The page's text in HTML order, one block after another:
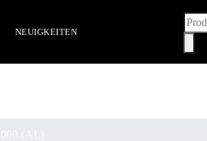
NEUIGKEITEN